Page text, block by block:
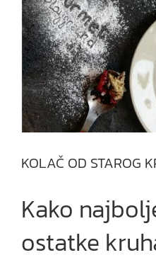
KOLAČ OD STAROG
Kako
ostatke